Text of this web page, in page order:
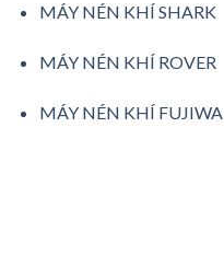
MÁY NÉN KHÍ SHARK
MÁY NÉN KHÍ ROVER
MÁY NÉN KHÍ FUJIWA